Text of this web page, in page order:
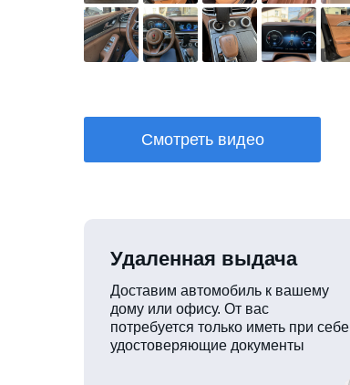
Смотреть видео
Доставим автомобиль к вашему
дому или офису. От вас
потребуется только иметь при себе
удостоверяющие документы
Удаленная выдача